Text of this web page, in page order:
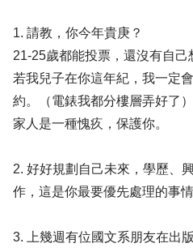
1. 請教，你今年貴庚？
21-25歲都能投票，還沒有自己
若我兒子在你這年紀，我一定
約。（電錶我都分樓層弄好了）
家人是一種愧疚，保護你。
2. 好好規劃自己未來，學歷、
作，這是你最要優先處理的事情
3. 上幾週有位國文系朋友在出